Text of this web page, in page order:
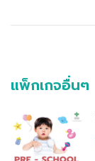
แพ็กเกจอื่นๆ